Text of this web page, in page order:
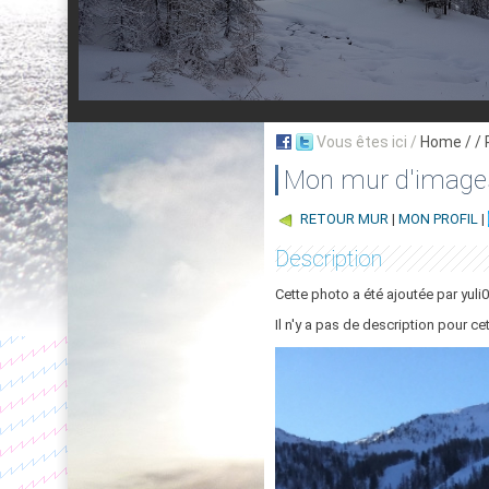
Vous êtes ici / Home / /
Mon mur
RETOUR MUR | MON PROFIL |
Description
Cette photo a été ajoutée par
Il n'y a pas de description pour